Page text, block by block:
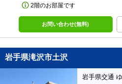
2階のお部屋です
お問い合わせ(無料)
岩手県滝沢市土沢
岩手県交通